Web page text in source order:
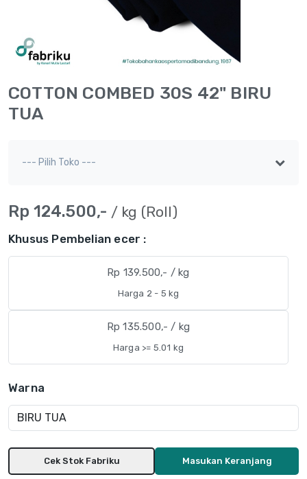
COTTON COMBED 30S 42" BIRU
TUA
Rp 124.500,- / kg (Roll)
Khusus Pembelian ecer :
Rp 139.500,- / kg
Harga 2 - 5 kg
Rp 135.500,- / kg
Harga >= 5.01 kg
Warna
Cek Stok Fabriku Masukan Keranjang